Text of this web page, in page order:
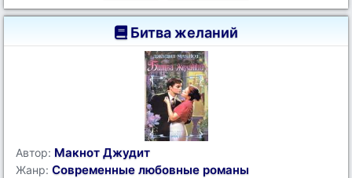
Битва желаний
Автор: Макнот Джудит
Жанр: Современные любовные романы